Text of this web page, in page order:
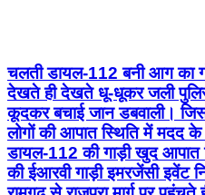
चलती डायल-112 बनी आग का
देखते ही देखते धू-धूकर जली
कूदकर बचाई जान डबवाली। जिस
लोगों की आपात स्थिति में मदद के
डायल-112 की गाड़ी खुद
की ईआरवी गाड़ी इमरजेंसी इवेंट